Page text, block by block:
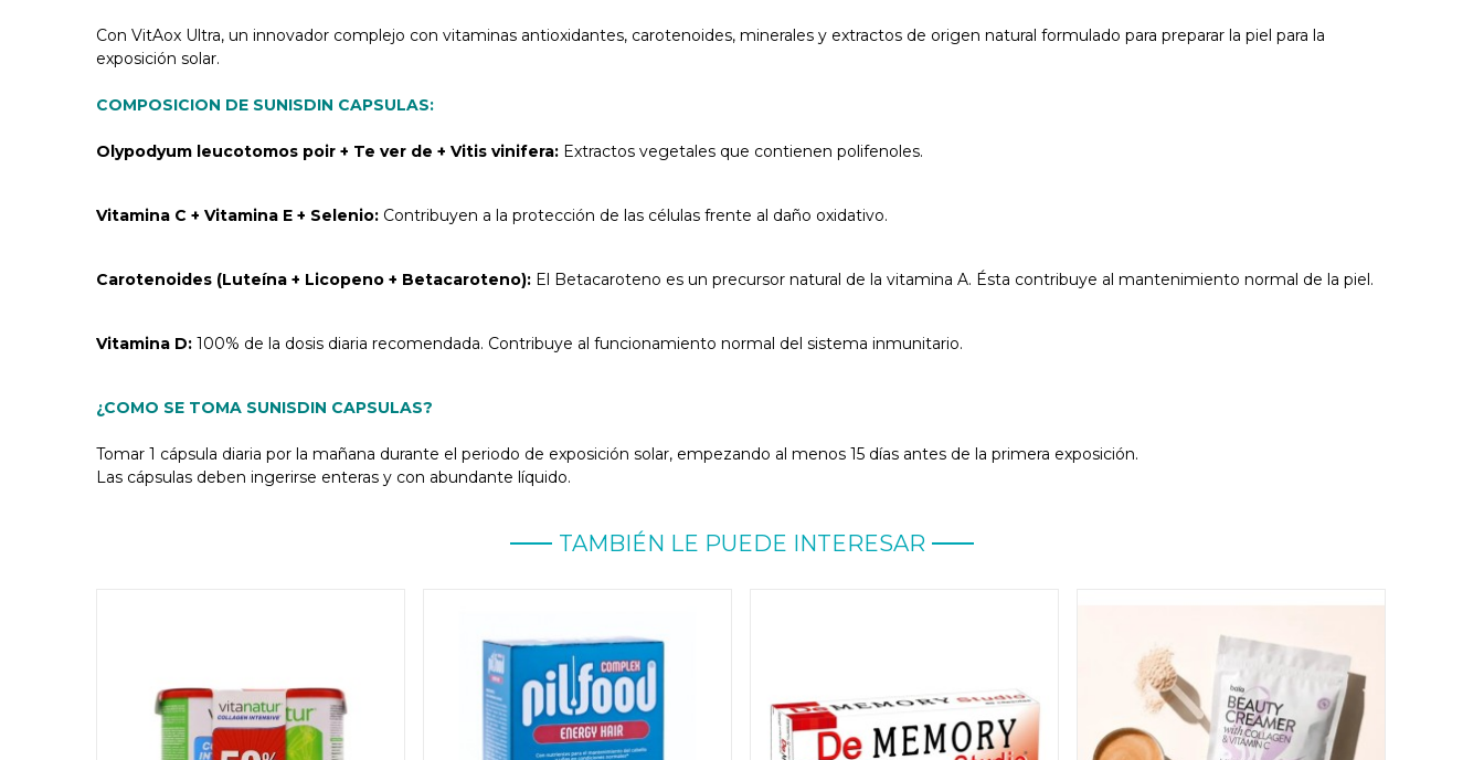
Con VitAox Ultra, un innovador complejo con vitaminas antioxidantes, carotenoides, minerales y extractos de origen natural formulado para preparar la piel para la
exposición solar.
COMPOSICION DE SUNISDIN CAPSULAS:
Olypodyum leucotomos poir + Te ver de + Vitis vinifera: Extractos vegetales que contienen polifenoles.
Vitamina C + Vitamina E + Selenio: Contribuyen a la protección de las células frente al daño oxidativo.
Carotenoides (Luteína + Licopeno + Betacaroteno): El Betacaroteno es un precursor natural de la vitamina A. Ésta contribuye al mantenimiento normal de la piel.
Vitamina D: 100% de la dosis diaria recomendada. Contribuye al funcionamiento normal del sistema inmunitario.
¿COMO SE TOMA SUNISDIN CAPSULAS?
Tomar 1 cápsula diaria por la mañana durante el periodo de exposición solar, empezando al menos 15 días antes de la primera exposición.
Las cápsulas deben ingerirse enteras y con abundante líquido.
TAMBIÉN LE PUEDE INTERESAR